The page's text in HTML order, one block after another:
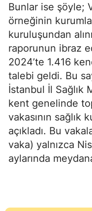
Bunlar ise şöyle;
örneğinin kurumla
kuruluşundan
raporunun ibraz
2024’te 1.416
talebi geldi. Bu
İstanbul İl Sağlık
kent genelinde
vakasının sağlık
açıkladı. Bu
vaka) yalnızca
aylarında